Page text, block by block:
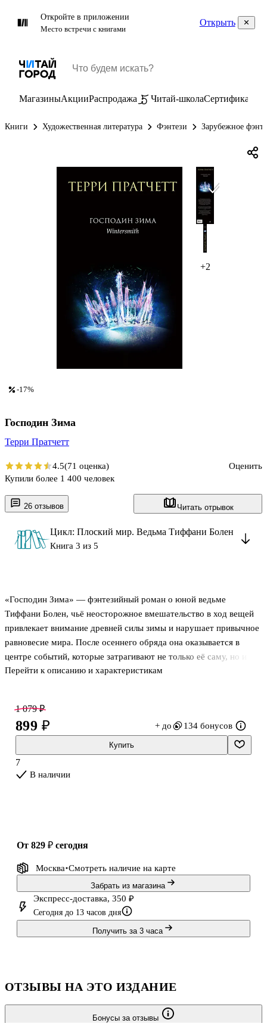
Откройте в приложении
Место встречи с книгами
Открыть
МагазиныАкцииРаспродажа Читай-школаСертификаты
Книги Художественная литература Фэнтези Зарубежное
+2
26 отзывов Читать отрывок
Цикл: Плоский мир. Ведьма Тиффани Болен
Книга 3 из 5
«Господин Зима» — фэнтезийный роман о юной ведьме
Тиффани Болен, чьё неосторожное вмешательство в ход вещей
привлекает внимание древней силы зимы и нарушает привычное
равновесие мира. После осеннего обряда она оказывается в
центре событий, которые затрагивают не только её саму, но и
окружающих. Древний дух холода начинает вторгаться в
последствиями, героиня учится не прятаться за чужими
советами и принимать ответственность за собственный выбор. В
романе есть снег, магия, странные дары, опасные ошибки и
постоянное ощущение, что весна может не прийти.
Главные герои
Перейти к описанию и характеристикам
-17%
Господин Зима
Терри Пратчетт
4.5(71 оценка)
Оценить
Купили более 1 400 человек
1 079 ₽
899 ₽ + до 134 бонусов
Купить
7
В наличии
от 829 ₽ сегодня
Москва Смотреть наличие на карте
Забрать из магазина
Экспресс-доставка, 350 ₽
Сегодня до 13 часов дня
Получить за 3 часа
ОТЗЫВЫ НА ЭТО ИЗДАНИЕ
Бонусы за отзывы